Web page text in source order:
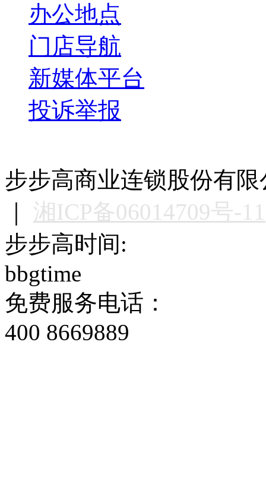
办公地点
门店导航
新媒体平台
投诉举报
步步高商业连锁股份有
｜ 湘ICP备06014709号-11
步步高时间:
bbgtime
免费服务电话：
400 8669889